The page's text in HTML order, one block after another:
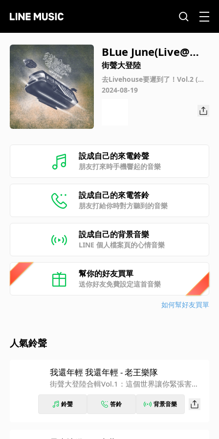
BLue June(Live@街
聲大登陸)
街聲大登陸
去Livehouse要遲到了！Vol.2 (街
聲大登陸合輯Vol.5)
2024-08-19
設成自己的來電鈴聲
朋友打來時手機響起的音樂
設成自己的來電答鈴
朋友打給你時對方聽到的音樂
設成自己的背景音樂
LINE 個人檔案頁的心情音樂
幫你的好友買單
送你好友免費設定這首音樂
如何幫好友買單
人氣鈴聲
我還年輕 我還年輕 - 老王樂隊
街聲大登陸合輯Vol.1：這個世界讓你緊張害怕
鈴聲 答鈴 背景音樂